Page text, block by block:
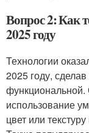
Вопрос 2: Как
2025 году
Технологии
2025 году,
использование
цвет или